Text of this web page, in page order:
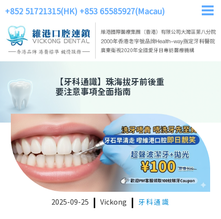
+852 51721315(HK) +853 65585927(Macau)
【牙科通識】 珠海拔牙前後重
要注意事項全面指南
2025-09-25 Vickong 牙科通識